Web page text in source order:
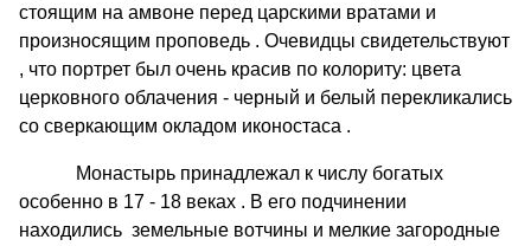
стоящим на амвоне перед царскими вратами и
произносящим проповедь . Очевидцы свидетельствуют
, что портрет был очень красив по колориту: цвета
церковного облачения - черный и белый перекликались
со сверкающим окладом иконостаса .
Монастырь принадлежал к числу богатых
особенно в 17 - 18 веках . В его подчинении
находились земельные вотчины и мелкие загородные